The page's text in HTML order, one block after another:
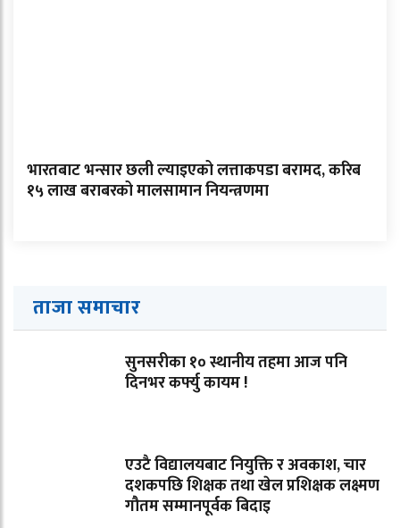
भारतबाट भन्सार छली ल्याइएको लत्ताकपडा बरामद, करिब
१५ लाख बराबरको मालसामान नियन्त्रणमा
ताजा समाचार
सुनसरीका १० स्थानीय तहमा आज पनि
दिनभर कर्फ्यु कायम !
एउटै विद्यालयबाट नियुक्ति र अवकाश, चार
दशकपछि शिक्षक तथा खेल प्रशिक्षक लक्ष्मण
गौतम सम्मानपूर्वक बिदाइ